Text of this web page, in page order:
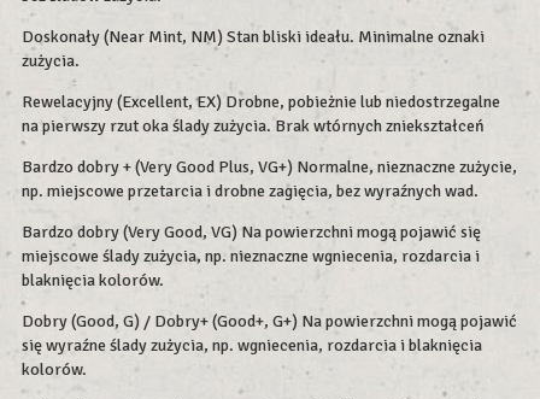
Doskonały (Near Mint, NM) Stan bliski ideału. Minimalne oznaki
zużycia.
Rewelacyjny (Excellent, EX) Drobne, pobieżnie lub niedostrzegalne
na pierwszy rzut oka ślady zużycia. Brak wtórnych zniekształceń
Bardzo dobry + (Very Good Plus, VG+) Normalne, nieznaczne zużycie,
np. miejscowe przetarcia i drobne zagięcia, bez wyraźnych wad.
Bardzo dobry (Very Good, VG) Na powierzchni mogą pojawić się
miejscowe ślady zużycia, np. nieznaczne wgniecenia, rozdarcia i
blaknięcia kolorów.
Dobry (Good, G) / Dobry+ (Good+, G+) Na powierzchni mogą pojawić
się wyraźne ślady zużycia, np. wgniecenia, rozdarcia i blaknięcia
kolorów.